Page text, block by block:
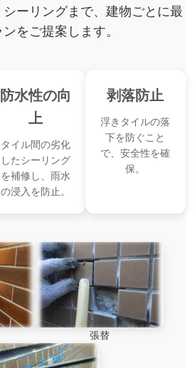
ーリングまで、建物ごとに最
をご提案します。
防水性の向
上
タイル間の劣化
したシーリング
を補修し、雨水
の浸入を防止。
剥落防止
浮きタイルの落
下を防ぐこと
で、安全性を確
保。
張替